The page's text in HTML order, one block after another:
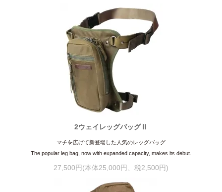
2ウェイレッグバッグⅡ
マチを広げて新登場した人気のレッグバッグ
The popular leg bag, now with expanded capacity, makes its debut.
27,500円(本体25,000円、税2,500円)